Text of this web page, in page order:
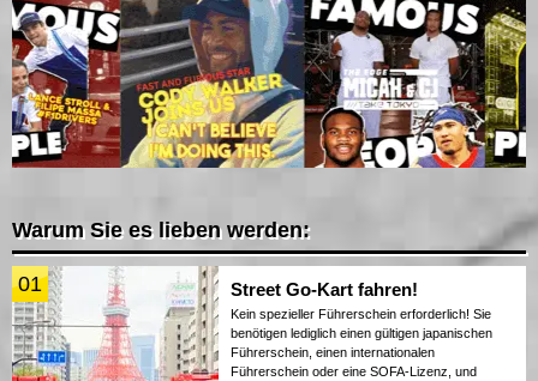
Warum Sie es lieben werden:
01 Street Go-Kart fahren!
Kein spezieller Führerschein erforderlich! Sie
benötigen lediglich einen gültigen japanischen
Führerschein, einen internationalen
Führerschein oder eine SOFA-Lizenz, und